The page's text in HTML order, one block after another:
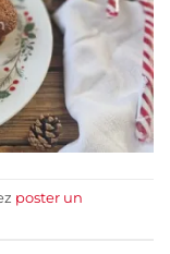
poster un